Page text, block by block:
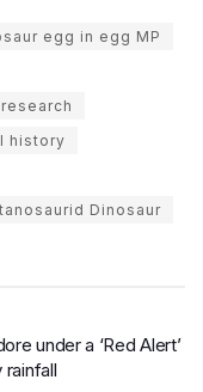
egg in egg MP
research
history
Dinosaur
under a ‘Red Alert’